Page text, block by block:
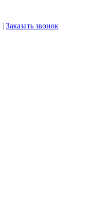
| Заказать звонок